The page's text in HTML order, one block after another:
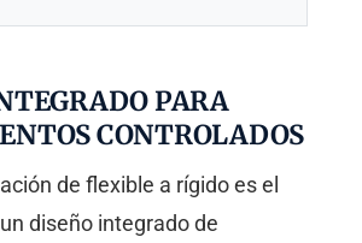
PARA
CONTROLADOS
de flexible a rígido es el
diseño integrado de